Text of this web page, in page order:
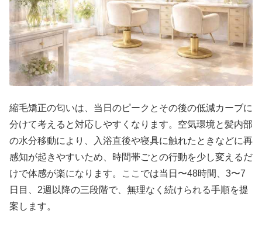
縮毛矯正の匂いは、当日のピークとその後の低減カーブに
分けて考えると対応しやすくなります。空気環境と髪内部
の水分移動により、入浴直後や寝具に触れたときなどに再
感知が起きやすいため、時間帯ごとの行動を少し変えるだ
けで体感が楽になります。ここでは当日〜48時間、3〜7
日目、2週以降の三段階で、無理なく続けられる手順を提
案します。